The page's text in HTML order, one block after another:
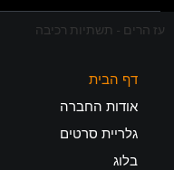
עז הרים - תשתיות רכיבה
דף הבית
אודות החברה
גלריית סרטים
בלוג